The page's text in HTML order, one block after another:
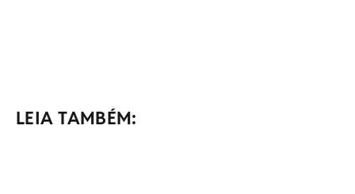
LEIA TAMBÉM: